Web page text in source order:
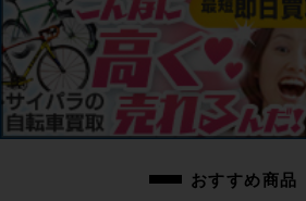
画像に無いキズや汚れもございます。※ペダルな
写っているものですべてとなりますのでご了承く
商品コード
cpt-2502080901-bi-037600343
おすすめ商品